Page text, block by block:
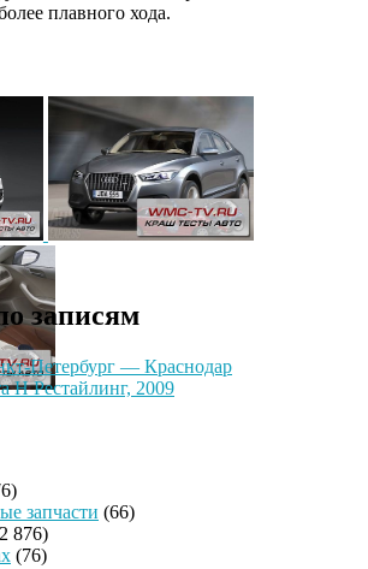
плавного хода.
записям
Петербург — Краснодар
H Рестайлинг, 2009
запчасти (66)
876)
(76)